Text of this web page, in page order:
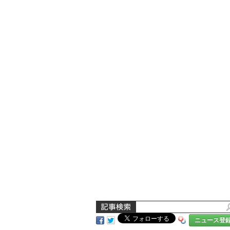
ニュース登